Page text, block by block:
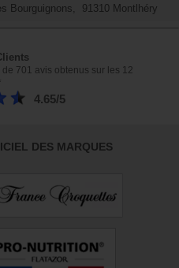
Bourguignons, 91310 Montlhéry
701 avis obtenus sur les 12
4.65/5
DES MARQUES